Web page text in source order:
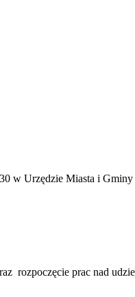
w Urzędzie Miasta i
rozpoczęcie prac nad